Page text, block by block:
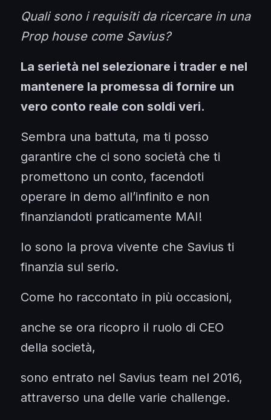
Quali sono i requisiti da ricercare in una
Prop house come Savius?
La serietà nel selezionare i trader e nel
mantenere la promessa di fornire un
vero conto reale con soldi veri.
Sembra una battuta, ma ti posso
garantire che ci sono società che ti
promettono un conto, facendoti
operare in demo all’infinito e non
finanziandoti praticamente MAI!
Io sono la prova vivente che Savius ti
finanzia sul serio.
Come ho raccontato in più occasioni,
anche se ora ricopro il ruolo di CEO
della società,
sono entrato nel Savius team nel 2016,
attraverso una delle varie challenge.